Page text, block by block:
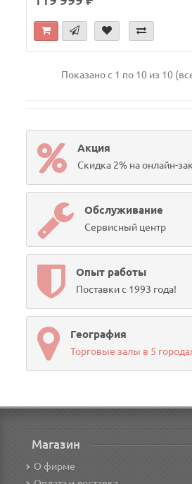
Показано с 1 по 10 из 10
Акция
Скидка 2% на онлайн-
Обслуживание
Сервисный центр
Опыт работы
Поставки с 1993 года!
География
Торговые залы в 5
Магазин
О фирме